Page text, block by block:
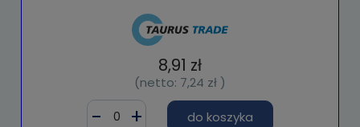
8,91 zł
(netto: 7,24 zł )
do koszyka